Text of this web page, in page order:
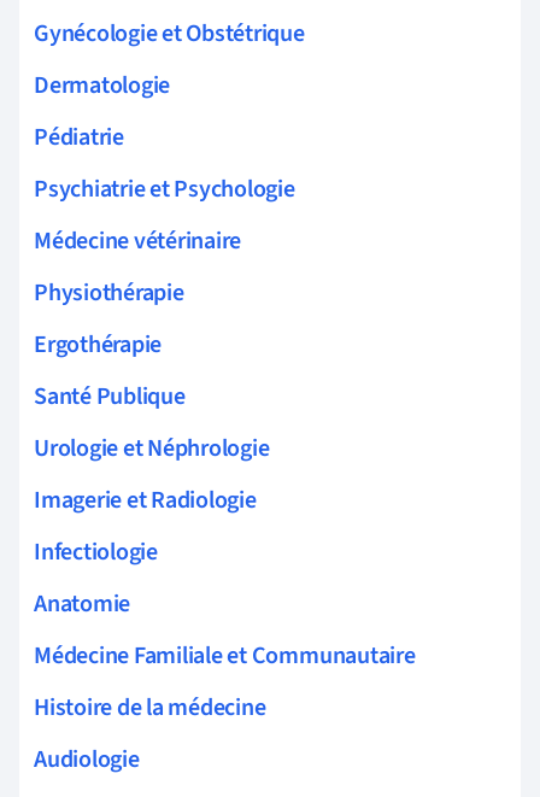
Gynécologie et Obstétrique
Dermatologie
Pédiatrie
Psychiatrie et Psychologie
Médecine vétérinaire
Physiothérapie
Ergothérapie
Santé Publique
Urologie et Néphrologie
Imagerie et Radiologie
Infectiologie
Anatomie
Médecine Familiale et Communautaire
Histoire de la médecine
Audiologie